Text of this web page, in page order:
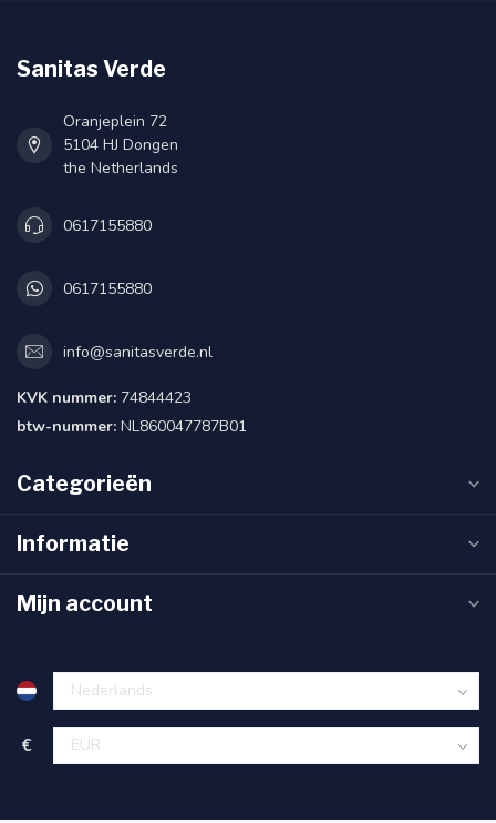
Sanitas Verde
Oranjeplein 72
5104 HJ Dongen
the Netherlands
0617155880
0617155880
info@sanitasverde.nl
KVK nummer: 74844423
btw-nummer: NL860047787B01
Categorieën
Informatie
Mijn account
€